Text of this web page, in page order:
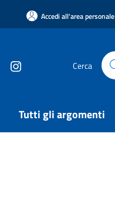
Accedi all'area personale
Cerca
Tutti gli argomenti